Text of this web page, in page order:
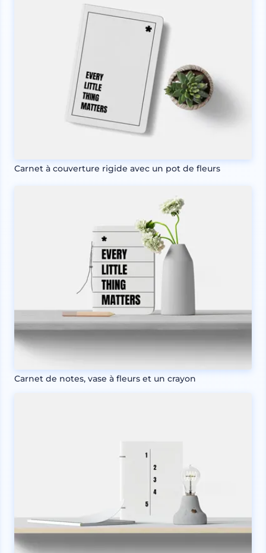
Carnet à couverture rigide avec un pot de fleurs
Carnet de notes, vase à fleurs et un crayon